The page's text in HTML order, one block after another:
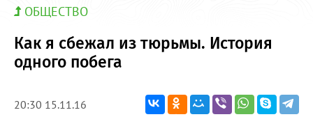
ОБЩЕСТВО
Как я сбежал из тюрьмы. История
одного побега
20:30 15.11.16